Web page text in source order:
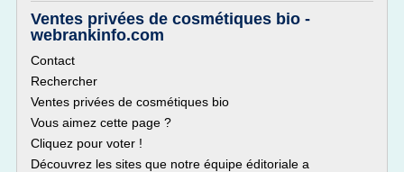
Ventes privées de cosmétiques bio -
webrankinfo.com
Contact
Rechercher
Ventes privées de cosmétiques bio
Vous aimez cette page ?
Cliquez pour voter !
Découvrez les sites que notre équipe éditoriale a